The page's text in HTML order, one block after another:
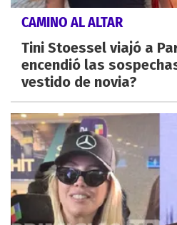
CAMINO AL ALTAR
Tini Stoessel viajó a
encendió las
vestido de novia?